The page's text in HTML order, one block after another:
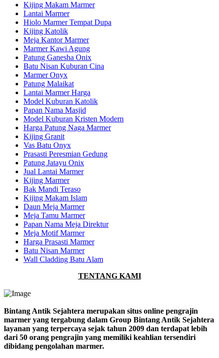
Kijing Makam Marmer
Lantai Marmer
Hiolo Marmer Tempat Dupa
Kijing Katolik
Meja Kantor Marmer
Marmer Kawi Agung
Patung Ganesha Onix
Batu Nisan Kuburan Cina
Marmer Onyx
Patung Malaikat
Lantai Marmer Harga
Model Kuburan Katolik
Papan Nama Masjid
Model Kuburan Kristen Modern
Harga Patung Naga Marmer
Kijing Granit
Vas Batu Onyx
Prasasti Peresmian Gedung
Patung Jatayu Onix
Jual Lantai Marmer
Kijing Marmer
Bak Mandi Teraso
Kijing Makam Islam
Daun Meja Marmer
Meja Tamu Marmer
Papan Nama Meja Direktur
Meja Motif Marmer
Harga Prasasti Marmer
Batu Nisan Marmer
Wall Cladding Batu Alam
TENTANG KAMI
Bintang Antik Sejahtera merupakan situs online pengrajin
marmer yang tergabung dalam Group Bintang Antik Sejahtera
layanan yang terpercaya sejak tahun 2009 dan terdapat lebih
dari 50 orang pengrajin yang memiliki keahlian tersendiri
dibidang pengolahan marmer.